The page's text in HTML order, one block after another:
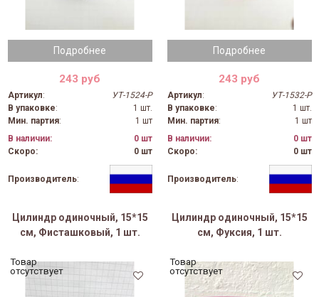
Подробнее
243 руб
Артикул:
УТ-1524-Р
В упаковке:
1 шт.
Мин. партия:
1 шт
В наличии:
0 шт
Скоро:
0 шт
Производитель:
Подробнее
243 руб
Артикул:
УТ-1532-Р
В упаковке:
1 шт.
Мин. партия:
1 шт
В наличии:
0 шт
Скоро:
0 шт
Производитель:
Цилиндр одиночный, 15*15
см, Фисташковый, 1 шт.
Товар
отсутствует
Цилиндр одиночный, 15*15
см, Фуксия, 1 шт.
Товар
отсутствует